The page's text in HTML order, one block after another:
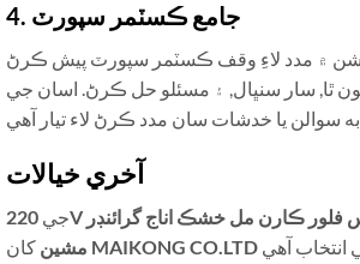
4. جامع ڪسٽمر سپورٽ
۾ مدد لاءِ وقف ڪسٽمر سپورٽ پيش ڪرڻ
ٿا, سار سنڀال, ۽ مسئلو حل ڪرڻ. اسان جي
آخري خيالات
جي 220V اليڪٽرڪ فيڊ رائس فلور ڪارن مل خشڪ اناج گرائنڊر
مشين MAIKONG CO.LTD